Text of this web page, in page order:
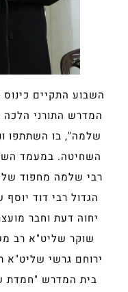
השבוע התקיים
המדרש התורני
שלמה", בו השתתפו
השחיטה. במעמד
רבי שלמה מחפוד
הגדול רבי דוד
יחוה דעת וחבר
שוקר שליט"א רב
ירוחם גרשי שליט"א
בית המדרש "חמדת